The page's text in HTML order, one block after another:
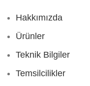
Hakkımızda
Ürünler
Teknik Bilgiler
Temsilcilikler